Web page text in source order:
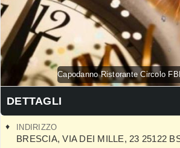
Capodanno Ristorante Circolo
DETTAGLI
INDIRIZZO
BRESCIA,VIA DEI MILLE, 23 25122